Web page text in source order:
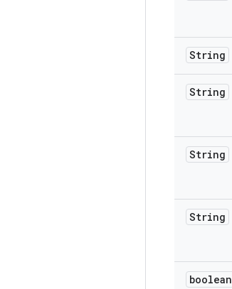
String
String
String
String
boolean